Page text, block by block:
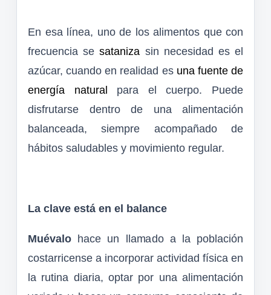
En esa línea, uno de los alimentos que con
frecuencia sesataniza sin necesidad es el
azúcar, cuando en realidad es una fuente de
energía natural para el cuerpo. Puede
disfrutarse dentro de una alimentación
balanceada, siempre acompañado de
hábitos saludables y movimiento regular.
La clave está en el balance
Muévalo hace un llamado a la población
costarricense a incorporar actividad física en
la rutina diaria, optar por una alimentación